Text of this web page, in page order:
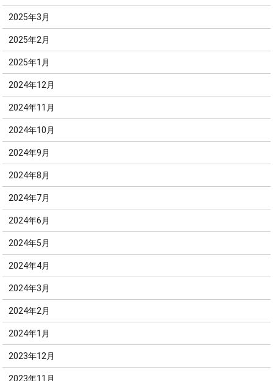
2025年3月
2025年2月
2025年1月
2024年12月
2024年11月
2024年10月
2024年9月
2024年8月
2024年7月
2024年6月
2024年5月
2024年4月
2024年3月
2024年2月
2024年1月
2023年12月
2023年11月